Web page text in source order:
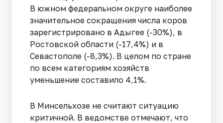
В южном федеральном округе наиболее
значительное сокращения числа коров
зарегистрировано в Адыгее (-30%), в
Ростовской области (-17,4%) и в
Севастополе (-8,3%). В целом по стране
по всем категориям хозяйств
уменьшение составило 4,1%.
В Минсельхозе не считают ситуацию
критичной. В ведомстве отмечают, что